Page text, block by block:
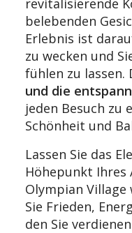
belebenden
Erlebnis ist
zu wecken und
fühlen zu lassen.
und die
jeden Besuch zu
Schönheit und
Lassen Sie das
Höhepunkt
Olympian Village
Sie Frieden,
den Sie